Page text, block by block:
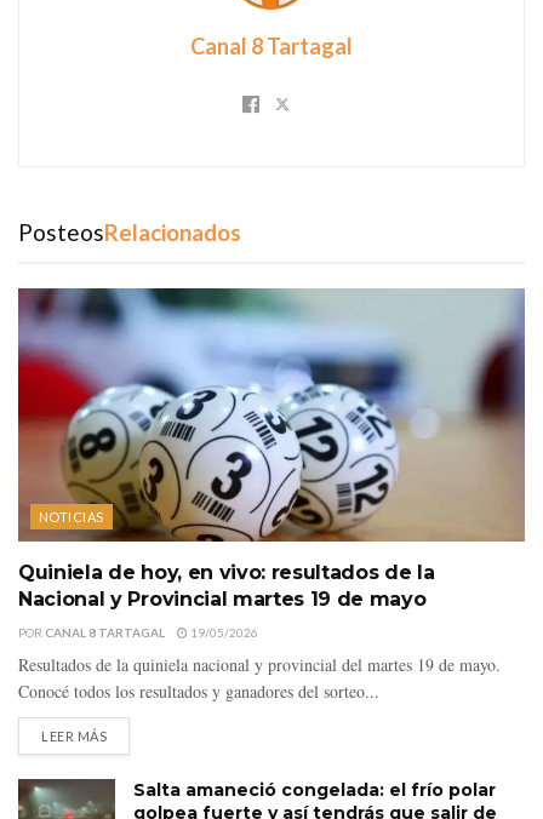
Canal 8 Tartagal
PosteosRelacionados
NOTICIAS
Quiniela de hoy, en vivo: resultados de la
Nacional y Provincial martes 19 de mayo
POR CANAL 8 TARTAGAL 19/05/2026
Resultados de la quiniela nacional y provincial del martes 19 de mayo.
Conocé todos los resultados y ganadores del sorteo...
LEER MÁS
Salta amaneció congelada: el frío polar
golpea fuerte y así tendrás que salir de